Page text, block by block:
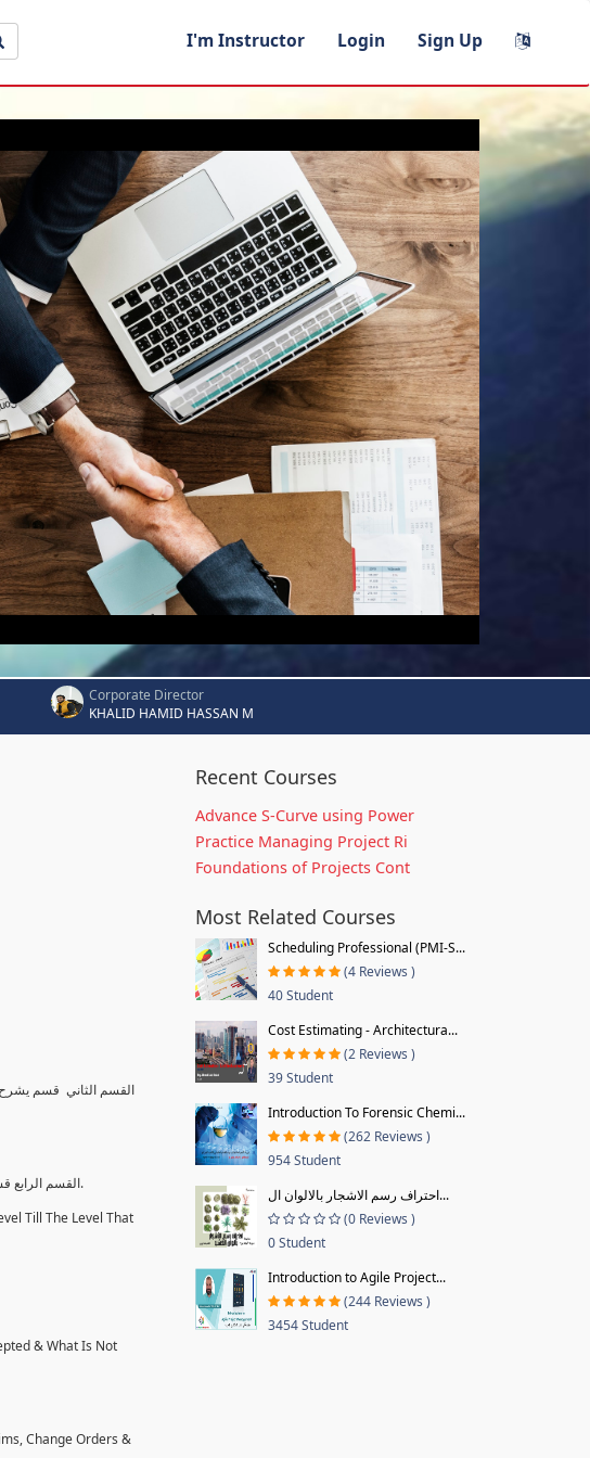
I'm Instructor Login Sign Up
Corporate Director
KHALID HAMID HASSAN M
القسم الثاني قسم يشرح
القسم الرابع قسم يشرح مهام مسؤول العقود في مرحلة ما بعد ترسية العقد ويشمل طريقة كتابة الخطابات بشكل احترافي و كيفية عمل مطالبات و غيرها الكثير.
Till The Level That
& What Is Not
Change Orders &
Recent Courses
Advance S-Curve using Power
Practice Managing Project Ri
Foundations of Projects Cont
Most Related Courses
Scheduling Professional (PMI-S...
(4 Reviews )
40 Student
Cost Estimating - Architectura...
(2 Reviews )
39 Student
Introduction To Forensic Chemi...
(262 Reviews )
954 Student
احتراف رسم الاشجار بالالوان ال...
(0 Reviews )
0 Student
Introduction to Agile Project...
(244 Reviews )
3454 Student